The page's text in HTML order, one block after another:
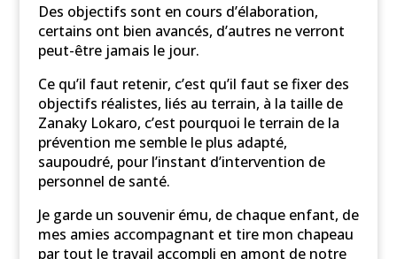
Des objectifs sont en cours d’élaboration,
certains ont bien avancés, d’autres ne verront
peut-être jamais le jour.
Ce qu’il faut retenir, c’est qu’il faut se fixer des
objectifs réalistes, liés au terrain, à la taille de
Zanaky Lokaro, c’est pourquoi le terrain de la
prévention me semble le plus adapté,
saupoudré, pour l’instant d’intervention de
personnel de santé.
Je garde un souvenir ému, de chaque enfant, de
mes amies accompagnant et tire mon chapeau
par tout le travail accompli en amont de notre